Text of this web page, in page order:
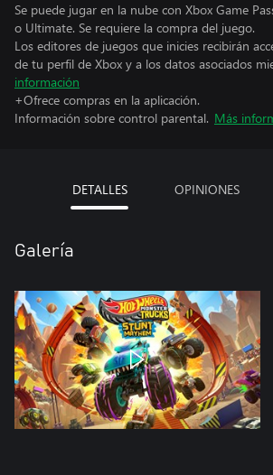
Se puede jugar en la nube con Xbox Game
o Ultimate. Se requiere la compra del juego.
Los editores de juegos que inicies recibirán
de tu perfil de Xbox y a los datos asociados
información
+Ofrece compras en la aplicación.
Información sobre control parental. Más
DETALLES OPINIONES
Galería